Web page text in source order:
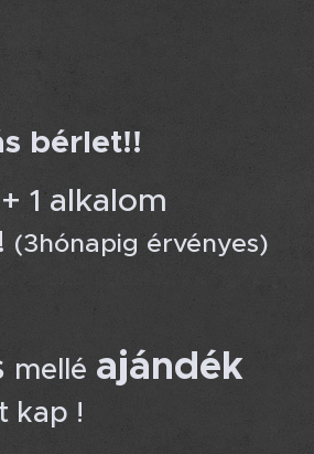
bérlet!!
1 alkalom
(3hónapig érvényes)
mellé ajándék
kap !